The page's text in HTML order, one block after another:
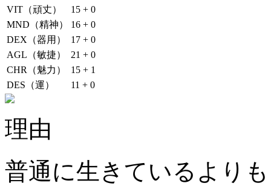
VIT（頑丈）
15 + 0
MND（精神）
16 + 0
DEX（器用）
17 + 0
AGL（敏捷）
21 + 0
CHR（魅力）
15 + 1
DES（運）
11 + 0
理由
普通に生きているより